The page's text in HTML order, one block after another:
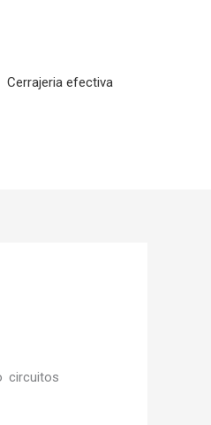
Cerrajeria efectiva
circuitos